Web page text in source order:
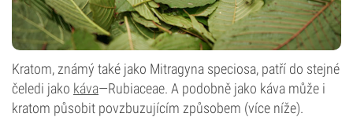
Kratom, známý také jako Mitragyna speciosa, patří do stejné
čeledi jako káva—Rubiaceae. A podobně jako káva může i
kratom působit povzbuzujícím způsobem (více níže).